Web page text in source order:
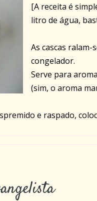
[A receita é
litro de água,
As cascas ralam-
congelador.
Serve para
(sim, o aroma
e raspado,